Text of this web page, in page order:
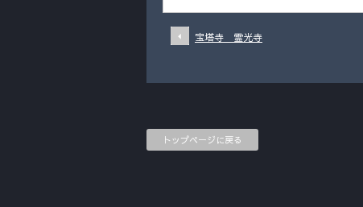
宝塔寺 霊光寺
トップページに戻る